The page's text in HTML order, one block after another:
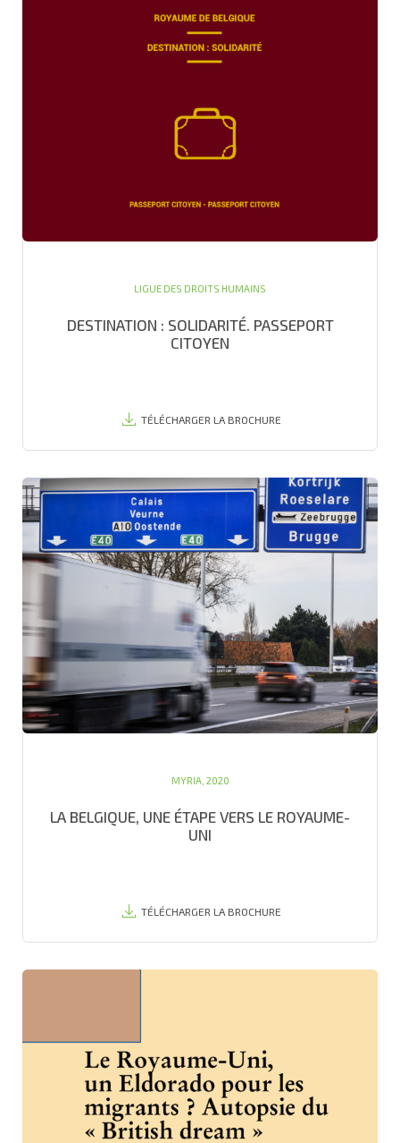
LIGUE DES DROITS HUMAINS
DESTINATION : SOLIDARITÉ. PASSEPORT
CITOYEN
TÉLÉCHARGER LA BROCHURE
MYRIA, 2020
LA BELGIQUE, UNE ÉTAPE VERS LE ROYAUME-
UNI
TÉLÉCHARGER LA BROCHURE